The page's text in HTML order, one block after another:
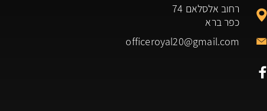
רחוב אלסלאם 74
כפר ברא
officeroyal20@gmail.com